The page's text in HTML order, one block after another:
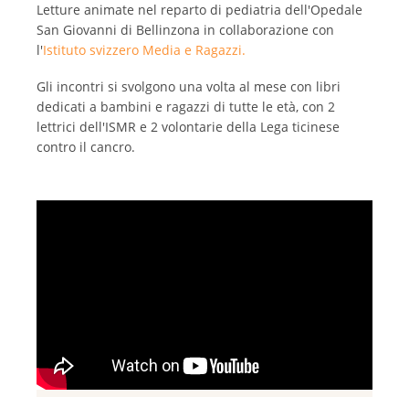
Letture animate nel reparto di pediatria dell'Opedale
San Giovanni di Bellinzona in collaborazione con
l'Istituto svizzero Media e Ragazzi.
Gli incontri si svolgono una volta al mese con libri
dedicati a bambini e ragazzi di tutte le età, con 2
lettrici dell'ISMR e 2 volontarie della Lega ticinese
contro il cancro.